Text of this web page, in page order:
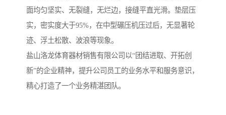
面均匀坚实、无裂缝，无烂边，接缝平直光滑。垫层压
实，密实度大于95%，在中型碾压机压过后，无显著轮
迹、浮土松散、波浪等现象。
盐山洛龙体育器材销售有限公司以“团结进取、开拓创
新”的企业精神，提升公司员工的业务水平和服务意识，
精心打造了一个业务精湛团队。